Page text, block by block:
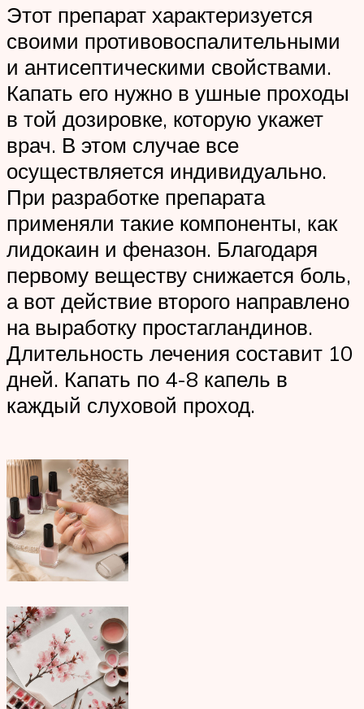
Этот препарат характеризуется
своими противовоспалительными
и антисептическими свойствами.
Капать его нужно в ушные проходы
в той дозировке, которую укажет
врач. В этом случае все
осуществляется индивидуально.
При разработке препарата
применяли такие компоненты, как
лидокаин и феназон. Благодаря
первому веществу снижается боль,
а вот действие второго направлено
на выработку простагландинов.
Длительность лечения составит 10
дней. Капать по 4-8 капель в
каждый слуховой проход.